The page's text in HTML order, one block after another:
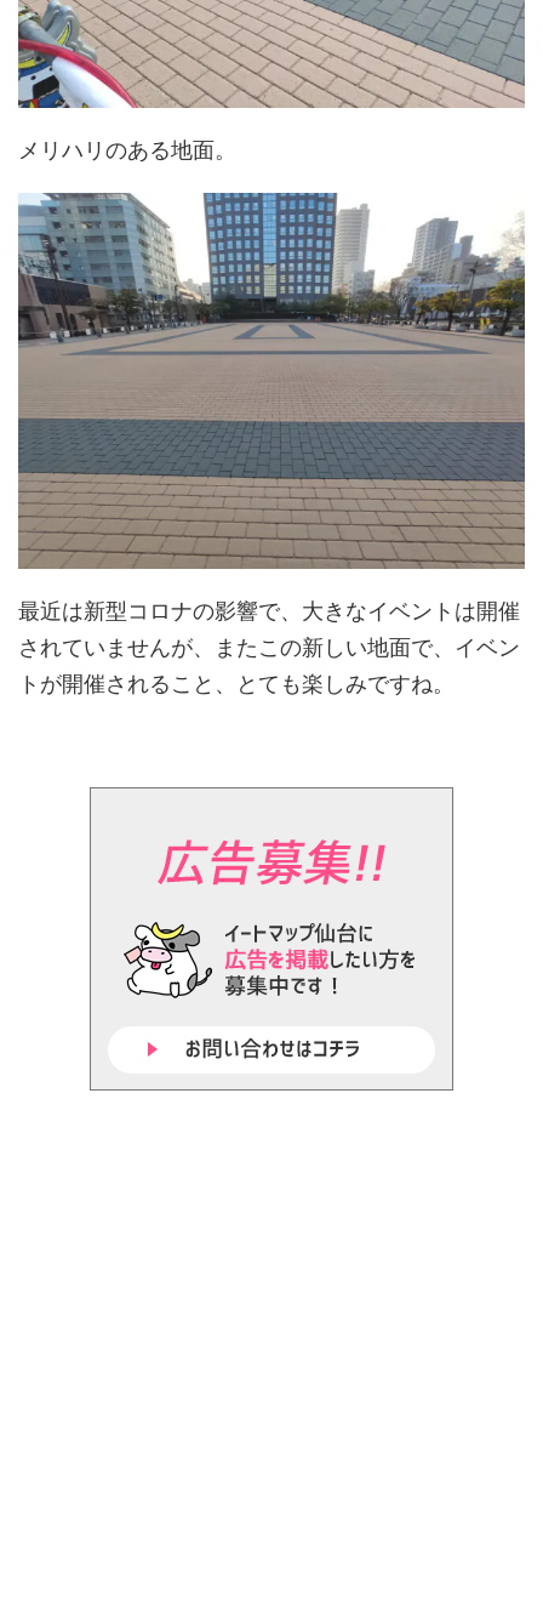
メリハリのある地面。
最近は新型コロナの影響で、大きなイベントは開催
されていませんが、またこの新しい地面で、イベン
トが開催されること、とても楽しみですね。